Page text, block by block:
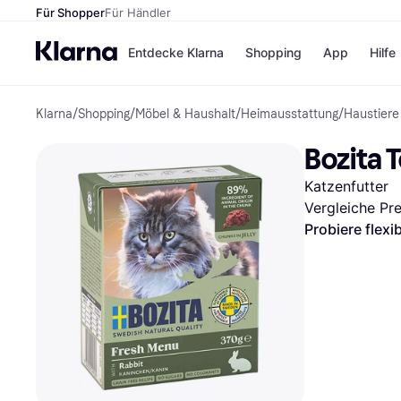
Für ShopperFür Händler
Entdecke Klarna
Zahlungsmethoden
Sofort bezahlen
Bezahle in 3
Bezahle in bis zu 30 Tagen
Ratenzahlung
Shopping
Shops
eBay
Temu
SHEIN
App Hilfe
Klarna/Shopping/Möbel & Haushalt/Heimausstattung/Haustiere
Bozita
Katzenfutter
Vergleiche
Probiere